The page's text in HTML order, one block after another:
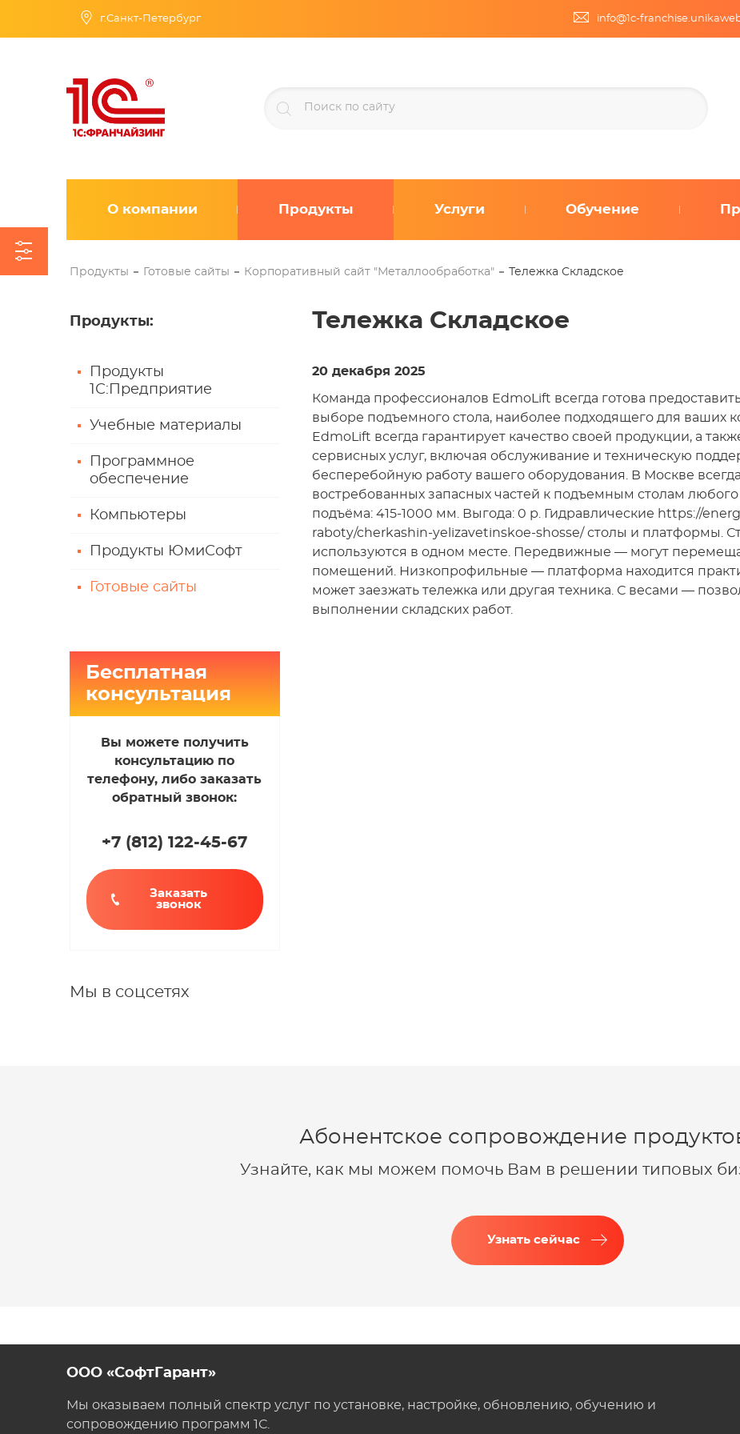
г.Санкт-Петербург info@1c-
О компании Продукты Услуги Обучение
Продукты Готовые сайты Корпоративный сайт "Металлообработка" Тележка Складское
Продукты:
Продукты
1С:Предприятие
Учебные материалы
Программное
обеспечение
Компьютеры
Продукты ЮмиСофт
Готовые сайты
Бесплатная
консультация
Вы можете получить
консультацию по
телефону, либо заказать
обратный звонок:
+7 (812)122-45-67
Заказать
звонок
Мы в соцсетях
Тележка Складское
20 декабря 2025
Команда профессионалов EdmoLift всегда готова
выборе подъемного стола, наиболее подходящего для ваших
EdmoLift всегда гарантирует качество своей продукции, а
сервисных услуг, включая обслуживание и техническую
бесперебойную работу вашего оборудования. В Москве
востребованных запасных частей к подъемным столам любого
подъёма: 415-1000 мм. Выгода: 0 р. Гидравлические https://
raboty/cherkashin-yelizavetinskoe-shosse/ столы и платформы.
используются в одном месте. Передвижные — могут
помещений. Низкопрофильные — платформа находится
может заезжать тележка или другая техника. С весами —
выполнении складских работ.
Абонентское сопровождение
Узнайте, как мы можем помочь Вам в решении типовых
Узнать сейчас
ООО «СофтГарант»
Мы оказываем полный спектр услуг по установке, настройке, обновлению, обучению и
сопровождению программ 1С.